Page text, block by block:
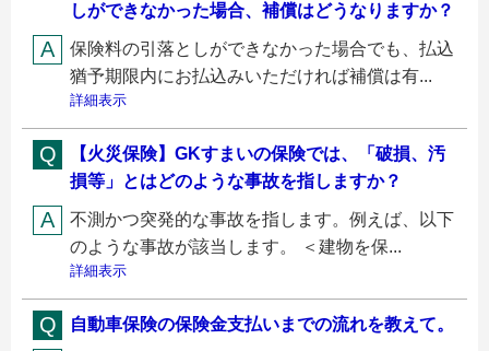
しができなかった場合、補償はどうなりますか？
保険料の引落としができなかった場合でも、払込
猶予期限内にお払込みいただければ補償は有...
詳細表示
【火災保険】GKすまいの保険では、「破損、汚
損等」とはどのような事故を指しますか？
不測かつ突発的な事故を指します。例えば、以下
のような事故が該当します。 ＜建物を保...
詳細表示
自動車保険の保険金支払いまでの流れを教えて。